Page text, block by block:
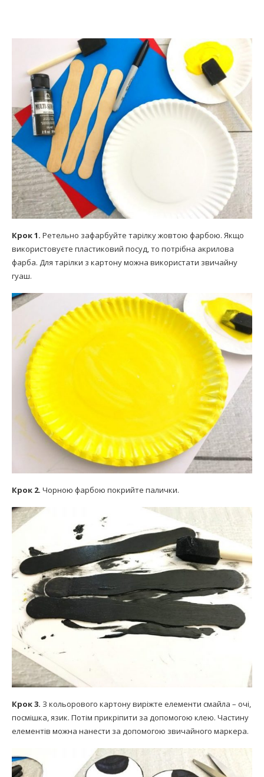
Крок 1. Ретельно зафарбуйте тарілку жовтою фарбою. Якщо
використовуєте пластиковий посуд, то потрібна акрилова
фарба. Для тарілки з картону можна використати звичайну
гуаш.
Крок 2. Чорною фарбою покрийте палички.
Крок 3. З кольорового картону виріжте елементи смайла – очі,
посмішка, язик. Потім прикріпити за допомогою клею. Частину
елементів можна нанести за допомогою звичайного маркера.